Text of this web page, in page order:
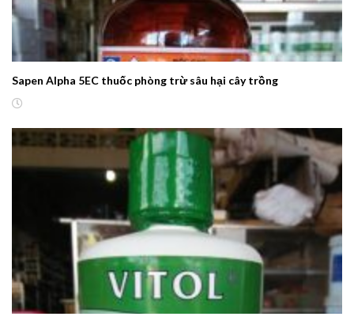
Sapen Alpha 5EC thuốc phòng trừ sâu hại cây trồng